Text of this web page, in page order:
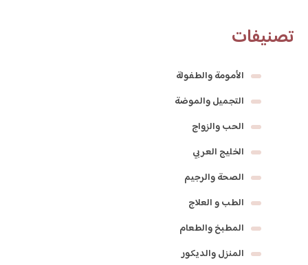
تصنيفات
الأمومة والطفولة
التجميل والموضة
الحب والزواج
الخليج العربي
الصحة والرجيم
الطب و العلاج
المطبخ والطعام
المنزل والديكور